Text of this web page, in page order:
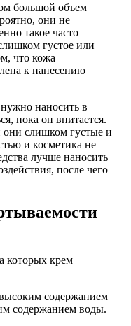
большой объем
они не
такое часто
густое или
что кожа
к нанесению
наносить в
пока он впитается.
они слишком густые и
и косметика не
лучше наносить
после чего
которых крем
содержанием
содержанием воды.